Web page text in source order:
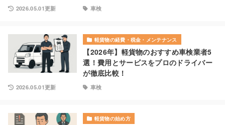
2026.05.01更新 車検
軽貨物の経費・税金・メンテナンス
【2026年】軽貨物のおすすめ車検業者5
選！費用とサービスをプロのドライバー
が徹底比較！
2026.05.01更新 車検
軽貨物の始め方